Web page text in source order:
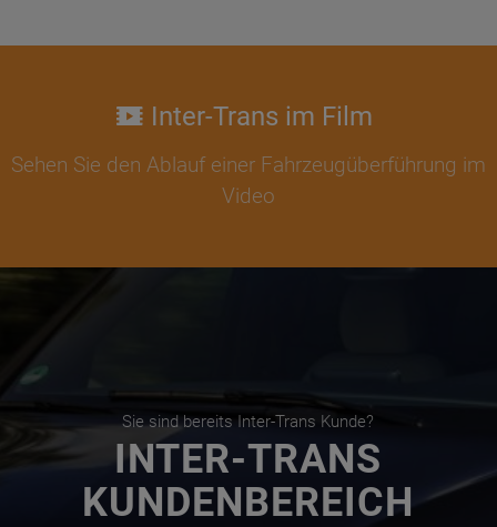
Inter-Trans im Film
Sehen Sie den Ablauf einer Fahrzeugüberführung im
Video
Sie sind bereits Inter-Trans Kunde?
INTER-TRANS
KUNDENBEREICH